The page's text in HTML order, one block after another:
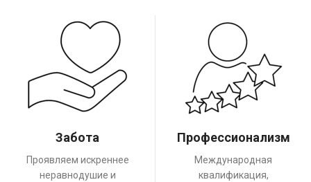
Забота
Проявляем искреннее
неравнодушие и
Профессионализм
Международная
квалификация,